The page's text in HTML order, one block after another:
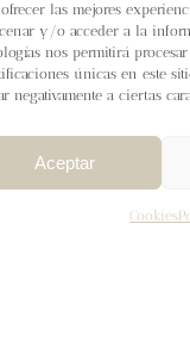
ofrecer las mejores
y/o acceder a la
nos permitirá
únicas en este
negativamente a ciertas
Aceptar
Cookies